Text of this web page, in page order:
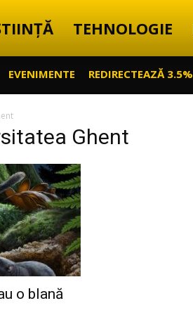
TEHNOLOGIE
EVENIMENTE REDIRECTEAZĂ 3.5%
Ghent
o blană